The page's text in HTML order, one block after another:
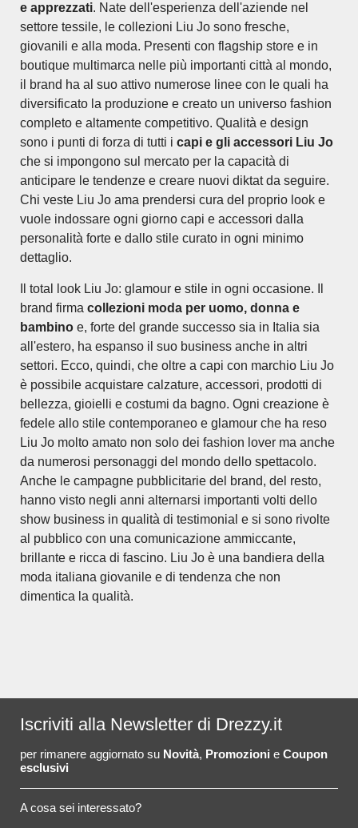
e apprezzati. Nate dell'esperienza dell'aziende nel
settore tessile, le collezioni Liu Jo sono fresche,
giovanili e alla moda. Presenti con flagship store e in
boutique multimarca nelle più importanti città al mondo,
il brand ha al suo attivo numerose linee con le quali ha
diversificato la produzione e creato un universo fashion
completo e altamente competitivo. Qualità e design
sono i punti di forza di tutti i capi e gli accessori Liu Jo
che si impongono sul mercato per la capacità di
anticipare le tendenze e creare nuovi diktat da seguire.
Chi veste Liu Jo ama prendersi cura del proprio look e
vuole indossare ogni giorno capi e accessori dalla
personalità forte e dallo stile curato in ogni minimo
dettaglio.
Il total look Liu Jo: glamour e stile in ogni occasione. Il
brand firma collezioni moda per uomo, donna e
bambino e, forte del grande successo sia in Italia sia
all'estero, ha espanso il suo business anche in altri
settori. Ecco, quindi, che oltre a capi con marchio Liu Jo
è possibile acquistare calzature, accessori, prodotti di
bellezza, gioielli e costumi da bagno. Ogni creazione è
fedele allo stile contemporaneo e glamour che ha reso
Liu Jo molto amato non solo dei fashion lover ma anche
da numerosi personaggi del mondo dello spettacolo.
Anche le campagne pubblicitarie del brand, del resto,
hanno visto negli anni alternarsi importanti volti dello
show business in qualità di testimonial e si sono rivolte
al pubblico con una comunicazione ammiccante,
brillante e ricca di fascino. Liu Jo è una bandiera della
moda italiana giovanile e di tendenza che non
dimentica la qualità.
Iscriviti alla Newsletter di Drezzy.it
per rimanere aggiornato su Novità, Promozioni e Coupon
esclusivi
A cosa sei interessato?